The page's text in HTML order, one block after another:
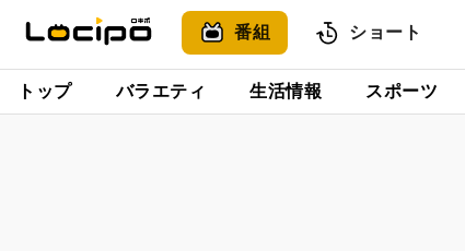
番組 ショート
トップ バラエティ 生活情報 スポーツ